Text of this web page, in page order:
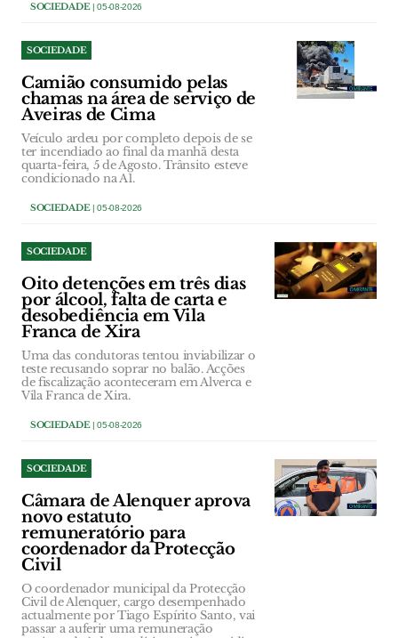
SOCIEDADE| 05-08-2026
SOCIEDADE
Camião consumido pelas
chamas na área de serviço de
Aveiras de Cima
Veículo ardeu por completo depois de se
ter incendiado ao final da manhã desta
quarta-feira, 5 de Agosto. Trânsito esteve
condicionado na A1.
SOCIEDADE| 05-08-2026
SOCIEDADE
Oito detenções em três dias
por álcool, falta de carta e
desobediência em Vila
Franca de Xira
Uma das condutoras tentou inviabilizar o
teste recusando soprar no balão. Acções
de fiscalização aconteceram em Alverca e
Vila Franca de Xira.
SOCIEDADE| 05-08-2026
SOCIEDADE
Câmara de Alenquer aprova
novo estatuto
remuneratório para
coordenador da Protecção
Civil
O coordenador municipal da Protecção
Civil de Alenquer, cargo desempenhado
actualmente por Tiago Espírito Santo, vai
passar a auferir uma remuneração